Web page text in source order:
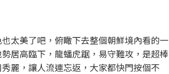
太美了吧，俯瞰下去整個朝鮮境內看的一
居高臨下，龍蟠虎踞，易守難攻，是超棒
麗，讓人流連忘返，大家都快門按個不